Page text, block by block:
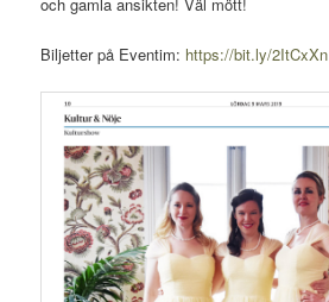
Biljetter på Eventim: https://bit.ly/2ItCxXn